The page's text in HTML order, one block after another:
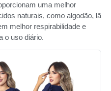
uma melhor
naturais, como algodão, lã
melhor respirabilidade e
o uso diário.